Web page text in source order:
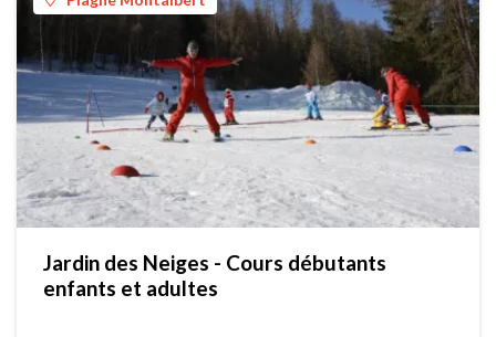
Jardin des Neiges - Cours débutants
enfants et adultes